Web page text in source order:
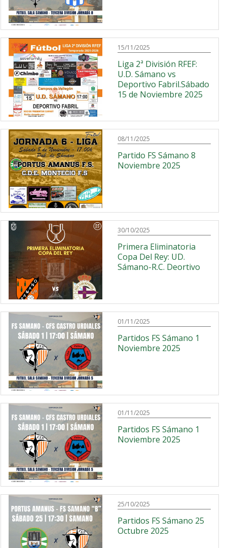
15/11/2025
Liga 2ª División RFEF:
U.D. Sámano vs
Deportivo Fabril.Sábado
15 de Noviembre 2025
08/11/2025
Partido FS Sámano 8
Noviembre 2025
30/10/2025
Primera Eliminatoria
Copa Del Rey: UD.
Sámano-R.C. Deortivo
01/11/2025
Partidos FS Sámano 1
Noviembre 2025
01/11/2025
Partidos FS Sámano 1
Noviembre 2025
25/10/2025
Partidos FS Sámano 25
Octubre 2025